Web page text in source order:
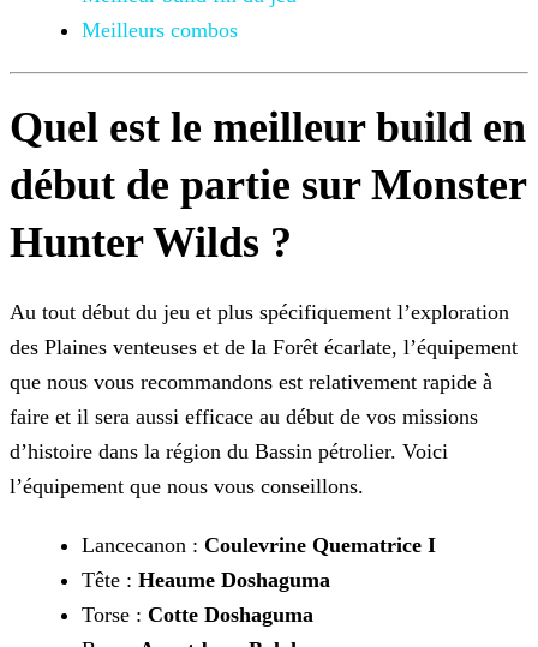
Meilleurs combos
Quel est le meilleur build en
début de partie sur Monster
Hunter Wilds ?
Au tout début du jeu et plus spécifiquement l’exploration
des Plaines venteuses et de la Forêt écarlate, l’équipement
que nous vous recommandons est relativement rapide à
faire et il sera aussi efficace au début de vos missions
d’histoire dans la région du Bassin pétrolier. Voici
l’équipement que nous vous conseillons.
Lancecanon : Coulevrine Quematrice I
Tête : Heaume Doshaguma
Torse : Cotte Doshaguma